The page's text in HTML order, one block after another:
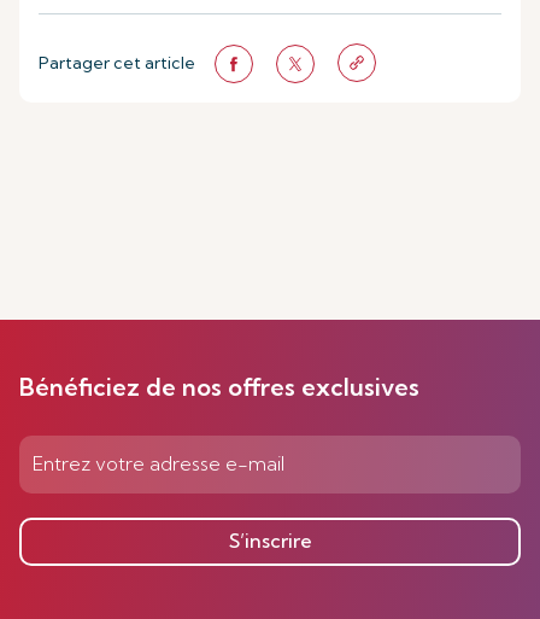
Partager cet article
Bénéficiez de nos offres exclusives
S’inscrire